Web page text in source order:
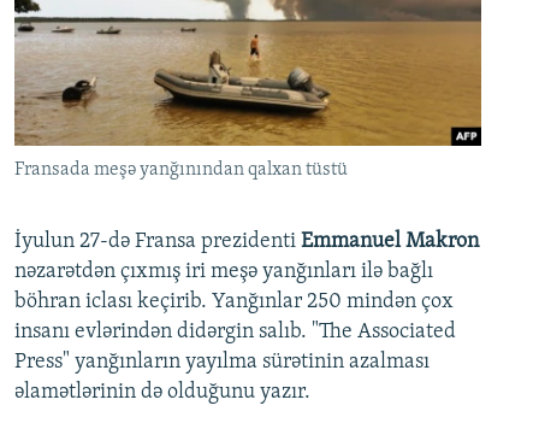
Fransada meşə yanğınından qalxan tüstü
İyulun 27-də Fransa prezidenti Emmanuel Makron
nəzarətdən çıxmış iri meşə yanğınları ilə bağlı
böhran iclası keçirib. Yanğınlar 250 mindən çox
insanı evlərindən didərgin salıb. "The Associated
Press" yanğınların yayılma sürətinin azalması
əlamətlərinin də olduğunu yazır.